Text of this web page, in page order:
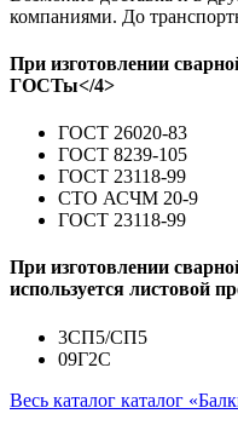
компаниями. До
При изготовлении
ГОСТы</4>
ГОСТ 26020-83
ГОСТ 8239-105
ГОСТ 23118-99
СТО АСЧМ 20-9
ГОСТ 23118-99
При изготовлении
используется листовой
3СП5/СП5
09Г2С
Весь каталог каталог